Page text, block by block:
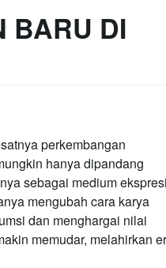
BARU DI
perkembangan
hanya dipandang
sebagai medium ekspresi
mengubah cara karya
dan menghargai nilai
memudar, melahirkan